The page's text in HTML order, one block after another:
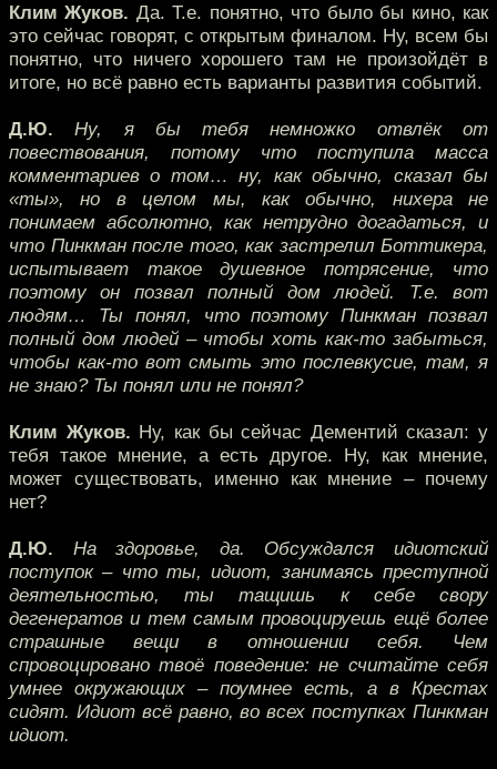
Клим Жуков. Да. Т.е. понятно, что было бы кино, как
это сейчас говорят, с открытым финалом. Ну, всем бы
понятно, что ничего хорошего там не произойдёт в
итоге, но всё равно есть варианты развития событий.
Д.Ю. Ну, я бы тебя немножко отвлёк от
повествования, потому что поступила масса
комментариев о том… ну, как обычно, сказал бы
«ты», но в целом мы, как обычно, нихера не
понимаем абсолютно, как нетрудно догадаться, и
что Пинкман после того, как застрелил Боттикера,
испытывает такое душевное потрясение, что
поэтому он позвал полный дом людей. Т.е. вот
людям… Ты понял, что поэтому Пинкман позвал
полный дом людей – чтобы хоть как-то забыться,
чтобы как-то вот смыть это послевкусие, там, я
не знаю? Ты понял или не понял?
Клим Жуков. Ну, как бы сейчас Дементий сказал: у
тебя такое мнение, а есть другое. Ну, как мнение,
может существовать, именно как мнение – почему
нет?
Д.Ю. На здоровье, да. Обсуждался идиотский
поступок – что ты, идиот, занимаясь преступной
деятельностью, ты тащишь к себе свору
дегенератов и тем самым провоцируешь ещё более
страшные вещи в отношении себя. Чем
спровоцировано твоё поведение: не считайте себя
умнее окружающих – поумнее есть, а в Крестах
сидят. Идиот всё равно, во всех поступках Пинкман
идиот.